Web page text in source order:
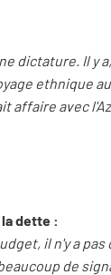
dictature. Il y
ethnique au
affaire avec
dette :
il n'y a pas
de